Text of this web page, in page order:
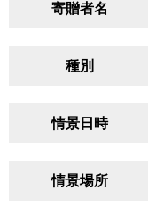
寄贈者名
種別
情景日時
情景場所